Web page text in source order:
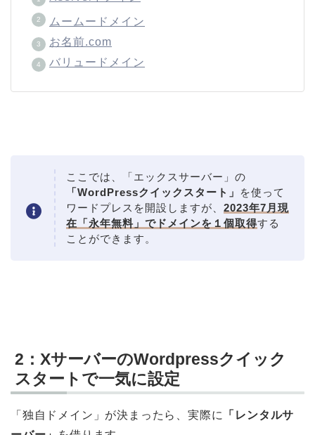
ムームードメイン
お名前.com
バリュードメイン
ここでは、「エックスサーバー」の
「WordPressクイックスタート」
を使って
ワードプレスを開設しますが、 2023年7月現
在「永年無料」でドメインを１個取得する
ことができます。
2：XサーバーのWordpressクイック
スタートで一気に設定
「独自ドメイン」が決まったら、実際に
「レンタルサ